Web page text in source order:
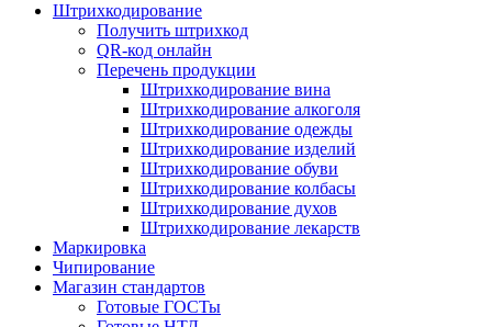
Штрихкодирование
Получить штрихкод
QR-код онлайн
Перечень продукции
Штрихкодирование вина
Штрихкодирование алкоголя
Штрихкодирование одежды
Штрихкодирование изделий
Штрихкодирование обуви
Штрихкодирование колбасы
Штрихкодирование духов
Штрихкодирование лекарств
Маркировка
Чипирование
Магазин стандартов
Готовые ГОСТы